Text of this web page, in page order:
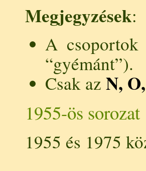
Megjegyzések:
A
“gyémánt”).
Csak az N,
1955-ös sorozat
1955 és 1975